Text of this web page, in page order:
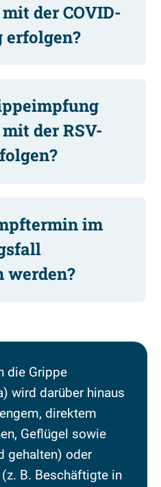
der COVID-
erfolgen?
der RSV-
im
werden?
die Grippe
wird darüber hinaus
direktem
Geflügel sowie
gehalten) oder
B. Beschäftigte in